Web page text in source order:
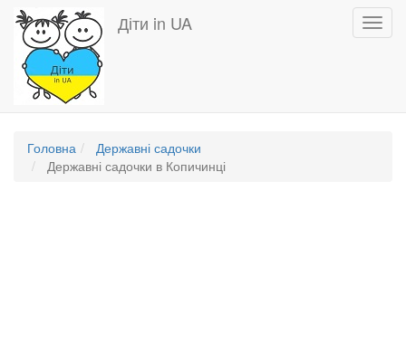
Перейти
основного
вмісту
Діти in UA
Головна
Державні садочки
Державні садочки в Копичинці